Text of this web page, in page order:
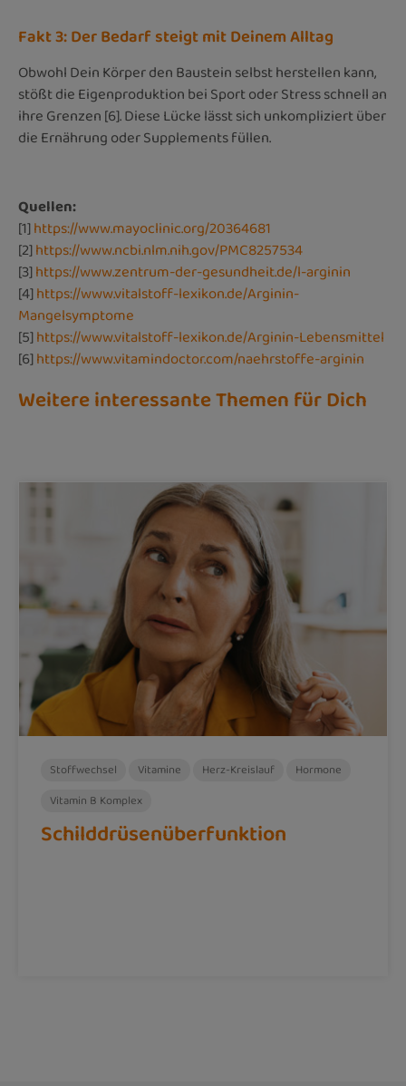
Fakt 3: Der Bedarf steigt mit Deinem Alltag
Obwohl Dein Körper den Baustein selbst herstellen kann,
stößt die Eigenproduktion bei Sport oder Stress schnell an
ihre Grenzen [6]. Diese Lücke lässt sich unkompliziert über
die Ernährung oder Supplements füllen.
Quellen:
[1]https://www.mayoclinic.org/20364681
[2]https://www.ncbi.nlm.nih.gov/PMC8257534
[3]https://www.zentrum-der-gesundheit.de/l-arginin
[4]https://www.vitalstoff-lexikon.de/Arginin-
Mangelsymptome
[5]https://www.vitalstoff-lexikon.de/Arginin-Lebensmittel
[6]https://www.vitamindoctor.com/naehrstoffe-arginin
Weitere interessante Themen für Dich
Stoffwechsel Vitamine Herz-Kreislauf
Hormone
Vitamin B Komplex
Schilddrüsenüberfunktion